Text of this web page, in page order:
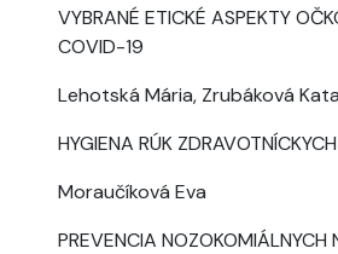
VYBRANÉ ETICKÉ ASPEKTY
COVID-19
Lehotská Mária, Zrubáková
HYGIENA RÚK
Moraučíková Eva
PREVENCIA NOZOKOMIÁLNYCH